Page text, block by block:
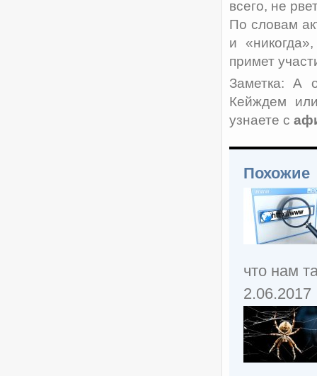
всего, не
По словам
и
примет
Заметка: А
Кейждем
узнаете с
Похожие
что нам
2.06.2017